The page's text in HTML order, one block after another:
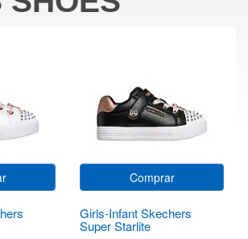
Comprar
Girls-Infant Skechers
Super Starlite